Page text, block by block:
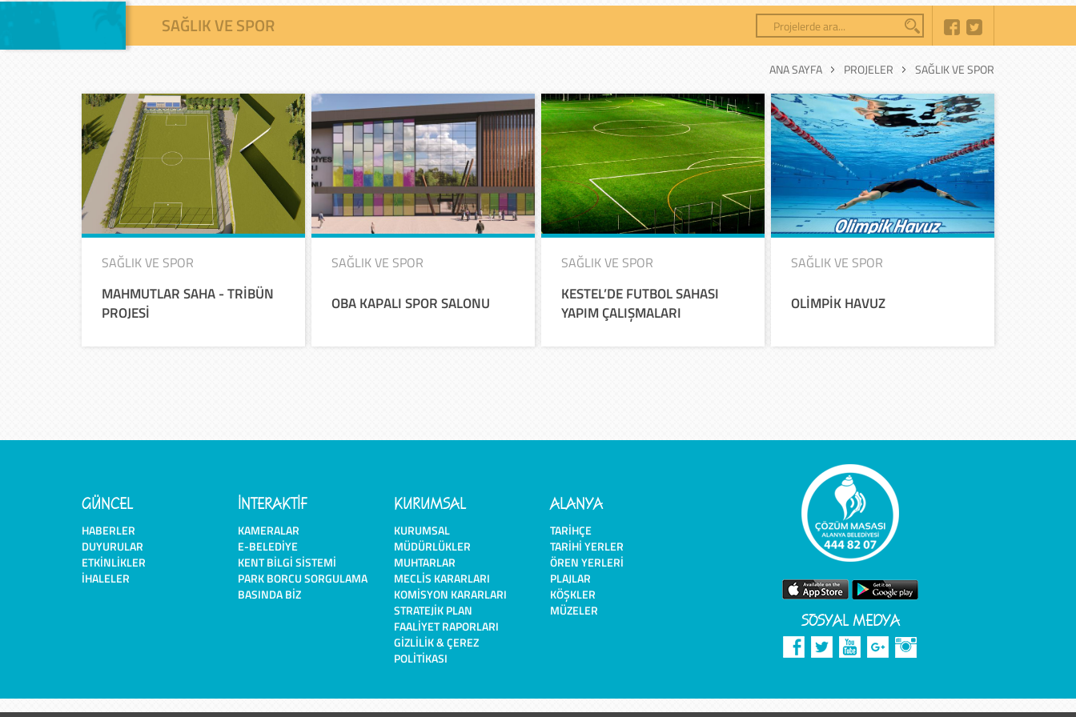
SAĞLIK VE SPOR
ANA SAYFA PROJELER SAĞLIK VE SPOR
SAĞLIK VE SPOR
MAHMUTLARSAHA-TRİBÜN
PROJESİ
SAĞLIK VE SPOR
OBAKAPALISPORSALONU
SAĞLIK VE SPOR
KESTEL’DEFUTBOLSAHASI
YAPIMÇALIŞMALARI
SAĞLIK VE SPOR
OLİMPİKHAVUZ
GÜNCEL
HABERLER
DUYURULAR
ETKINLIKLER
İHALELER
İNTERAKTİF
KAMERALAR
E-BELEDIYE
KENT BILGI SISTEMI
PARK BORCU SORGULAMA
BASINDA BIZ
KURUMSAL
KURUMSAL
MÜDÜRLÜKLER
MUHTARLAR
MECLIS KARARLARI
KOMISYON KARARLARI
STRATEJIK PLAN
FAALIYET RAPORLARI
GIZLILIK & ÇEREZ
POLITIKASI
ALANYA
TARIHÇE
TARIHI YERLER
ÖREN YERLERI
PLAJLAR
KÖŞKLER
MÜZELER
SOSYAL MEDYA